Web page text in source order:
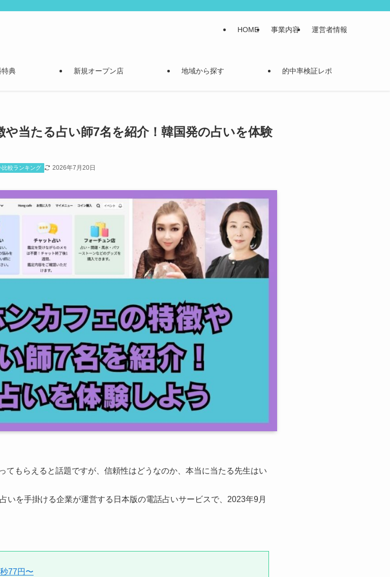
HOME 事業内容 運営者情報
特典 新規オープン店 地域から探す 的中率検証レポ
当たる占い師7名を紹介！韓国発の占いを体験
比較ランキング 2026年7月20日
てもらえると話題ですが、信頼性はどうなのか、本当に当たる先生はい
いを手掛ける企業が運営する日本版の電話占いサービスで、2023年9月
77円〜